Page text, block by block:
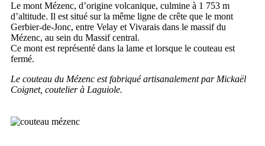
Le mont Mézenc, d’origine volcanique, culmine à 1 753 m
d’altitude. Il est situé sur la même ligne de crête que le mont
Gerbier-de-Jonc, entre Velay et Vivarais dans le massif du
Mézenc, au sein du Massif central.
Ce mont est représenté dans la lame et lorsque le couteau est
fermé.
Le couteau du Mézenc est fabriqué artisanalement par Mickaël
Coignet, coutelier à Laguiole.